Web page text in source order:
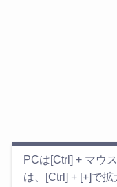
PCは[Ctrl] + マウ
は、[Ctrl] + [+]で